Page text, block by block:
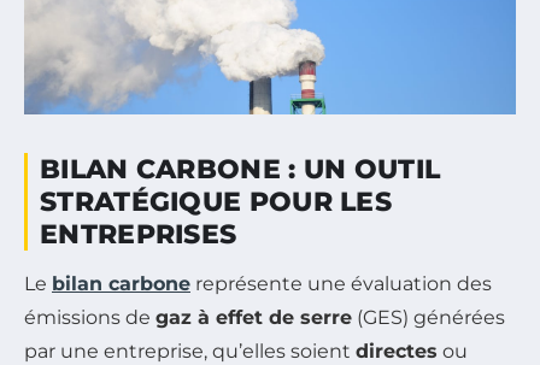
BILAN CARBONE : UN OUTIL
STRATÉGIQUE POUR LES
ENTREPRISES
Le bilan carbone représente une évaluation des
émissions de gaz à effet de serre (GES) générées
par une entreprise, qu’elles soient directes ou